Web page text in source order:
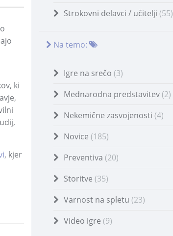
ki
, kjer
Strokovni delavci / učitelji (55)
Na temo:
Igre na srečo (3)
Mednarodna predstavitev (2)
Nekemične zasvojenosti (4)
Novice (185)
Preventiva (20)
Storitve (35)
Varnost na spletu (23)
Video igre (9)